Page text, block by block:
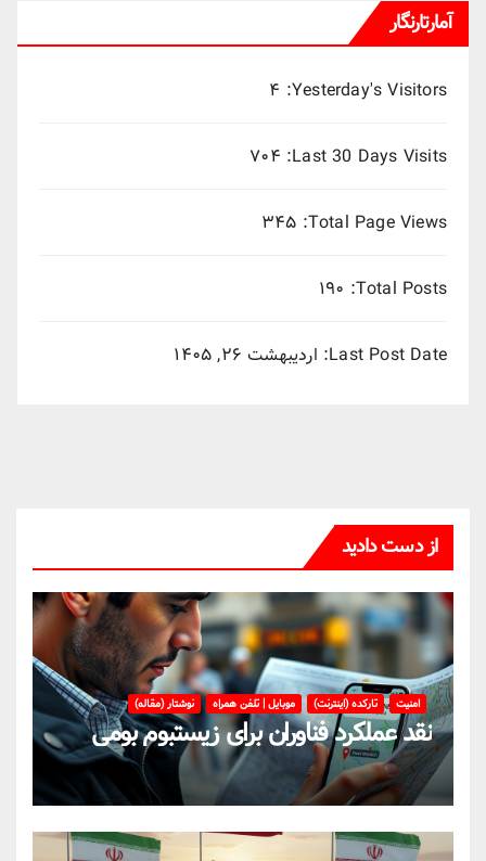
آمارتارنگار
Yesterday's Visitors: ۴
Last 30 Days Visits: ۷۰۴
Total Page Views: ۳۴۵
Total Posts: ۱۹۰
Last Post Date: اردیبهشت ۲۶, ۱۴۰۵
از دست دادید
امنیت تارکده (اینترنت) موبایل | تلفن همراه نوشتار (مقاله)
نقد عملکرد فناوران برای زیستبوم بومی